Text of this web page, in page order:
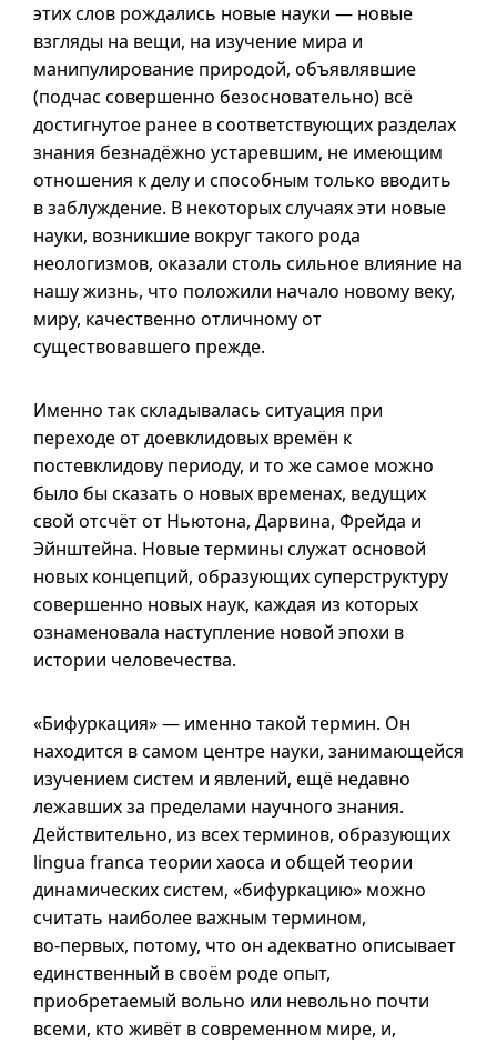
этих слов рождались новые науки — новые
взгляды на вещи, на изучение мира и
манипулирование природой, объявлявшие
(подчас совершенно безосновательно) всё
достигнутое ранее в соответствующих разделах
знания безнадёжно устаревшим, не имеющим
отношения к делу и способным только вводить
в заблуждение. В некоторых случаях эти новые
науки, возникшие вокруг такого рода
неологизмов, оказали столь сильное влияние на
нашу жизнь, что положили начало новому веку,
миру, качественно отличному от
существовавшего прежде.
Именно так складывалась ситуация при
переходе от доевклидовых времён к
постевклидову периоду, и то же самое можно
было бы сказать о новых временах, ведущих
свой отсчёт от Ньютона, Дарвина, Фрейда и
Эйнштейна. Новые термины служат основой
новых концепций, образующих суперструктуру
совершенно новых наук, каждая из которых
ознаменовала наступление новой эпохи в
истории человечества.
«Бифуркация» — именно такой термин. Он
находится в самом центре науки, занимающейся
изучением систем и явлений, ещё недавно
лежавших за пределами научного знания.
Действительно, из всех терминов, образующих
lingua franca теории хаоса и общей теории
динамических систем, «бифуркацию» можно
считать наиболее важным термином,
во-первых, потому, что он адекватно описывает
единственный в своём роде опыт,
приобретаемый вольно или невольно почти
всеми, кто живёт в современном мире, и,